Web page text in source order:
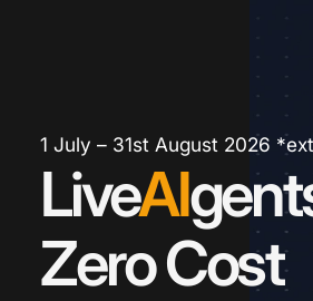
1 July – 31st August 2026
LiveAI
Zero Cost